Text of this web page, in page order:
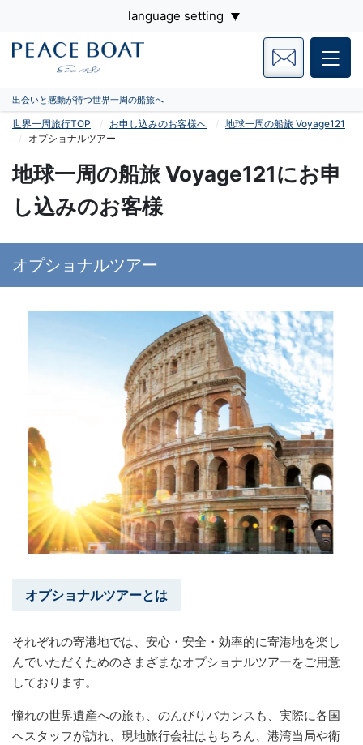
language setting
出会いと感動が待つ世界一周の船旅へ
世界一周旅行TOP お申し込みのお客様へ
地球一周の船旅 Voyage121
オプショナルツアー
地球一周の船旅 Voyage121にお申
し込みのお客様
オプショナルツアー
オプショナルツアーとは
それぞれの寄港地では、安心・安全・効率的に寄港地を楽し
んでいただくためのさまざまなオプショナルツアーをご用意
しております。
憧れの世界遺産への旅も、のんびりバカンスも、実際に各国
へスタッフが訪れ、現地旅行会社はもちろん、港湾当局や衛